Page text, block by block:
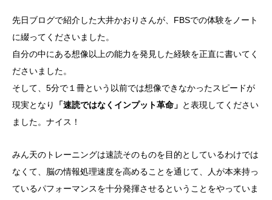
先日ブログで紹介した大井かおりさんが、FBSでの体験をノート
に綴ってくださいました。
自分の中にある想像以上の能力を発見した経験を正直に書いてく
ださいました。
そして、5分で１冊という以前では想像できなかったスピードが
現実となり
「速読ではなくインプット革命」 と表現してください
ました。ナイス！
みん天のトレーニングは速読そのものを目的としているわけでは
なくて、脳の情報処理速度を高めることを通じて、人が本来持っ
ているパフォーマンスを十分発揮させるということをやっていま